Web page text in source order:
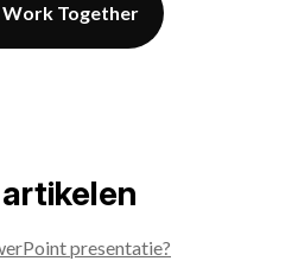
Together
presentatie?